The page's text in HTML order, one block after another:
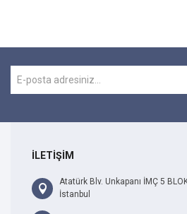
İLETİŞİM
Atatürk Blv. Unkapanı İMÇ 5
İstanbul